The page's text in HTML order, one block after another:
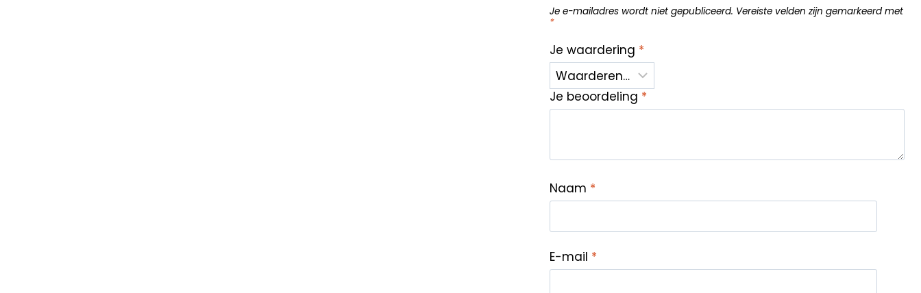
Je e-mailadres wordt niet gepubliceerd. Vereiste velden zijn gemarkeerd met
*
Je waardering *
Je beoordeling *
Naam *
E-mail *